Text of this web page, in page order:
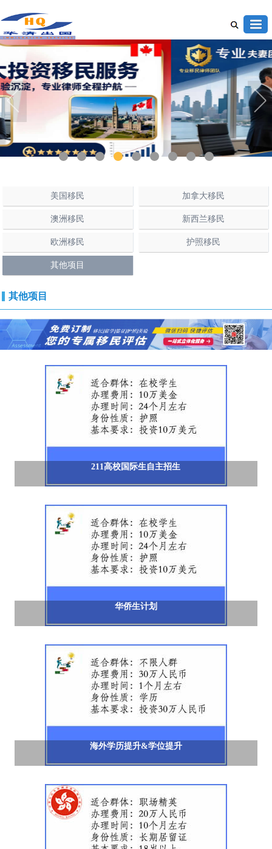
1 2 3 4 6 9
美国移民 加拿大移民
澳洲移民 新西兰移民
欧洲移民 护照移民
其他项目
其他项目
211高校国际生自主招生
华侨生计划
海外学历提升&学位提升